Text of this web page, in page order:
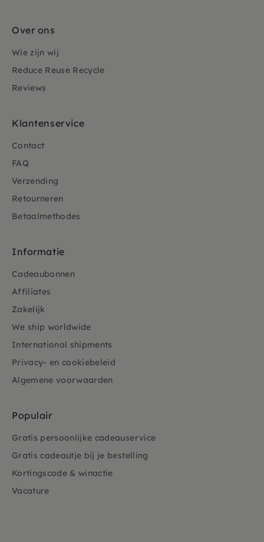
Over ons
Wie zijn wij
Reduce Reuse Recycle
Reviews
Klantenservice
Contact
FAQ
Verzending
Retourneren
Betaalmethodes
Informatie
Cadeaubonnen
Affiliates
Zakelijk
We ship worldwide
International shipments
Privacy- en cookiebeleid
Algemene voorwaarden
Populair
Gratis persoonlijke cadeauservice
Gratis cadeautje bij je bestelling
Kortingscode & winactie
Vacature